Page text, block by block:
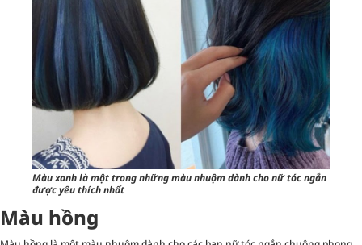
Màu xanh là một trong những màu nhuộm dành cho nữ tóc ngắn
được yêu thích nhất
Màu hồng